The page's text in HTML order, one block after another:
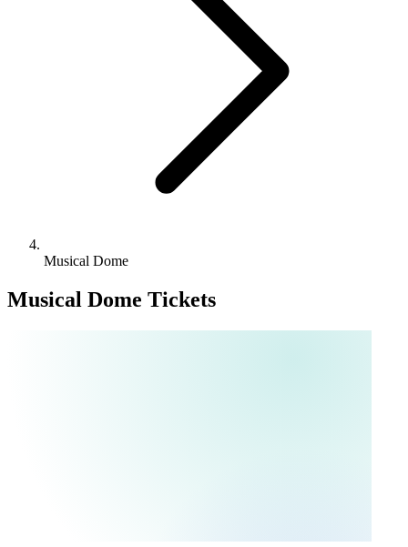
Musical Dome
Musical Dome Tickets